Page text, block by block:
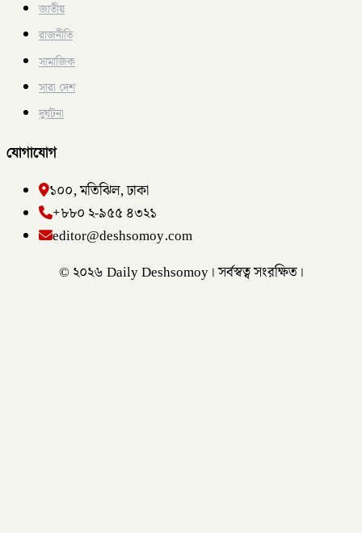
জাতীয়
রাজনীতি
সামাজিক
সারা দেশ
দুর্ঘটনা
যোগাযোগ
১০০, মতিঝিল, ঢাকা
+৮৮০ ২-৯৫৫ ৪৩২১
editor@deshsomoy.com
© ২০২৬ Daily Deshsomoy। সর্বস্বত্ব সংরক্ষিত।